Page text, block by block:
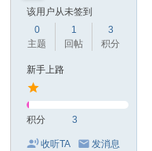
该用户从未签到
0
主题
1
回帖
3
积分
新手上路
积分 3
收听TA 发消息